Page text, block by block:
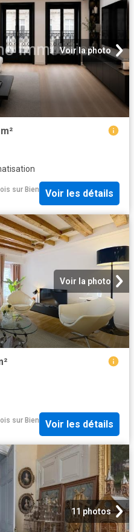
Voir la photo
sur Bien
Voir les détails
Voir la photo
sur Bien
Voir les détails
11 photos